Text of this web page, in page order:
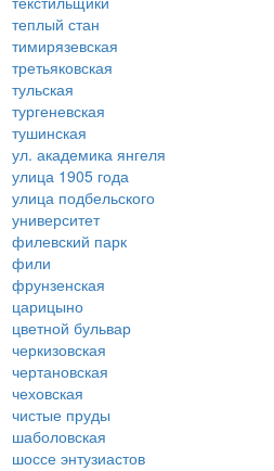
теплый стан
тимирязевская
третьяковская
тульская
тургеневская
тушинская
ул. академика янгеля
улица 1905 года
улица подбельского
университет
филевский парк
фили
фрунзенская
царицыно
цветной бульвар
черкизовская
чертановская
чеховская
чистые пруды
шаболовская
шоссе энтузиастов